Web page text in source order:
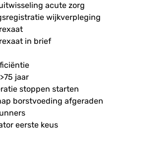
acute zorg
wijkverpleging
in brief
jaar
stoppen starten
borstvoeding afgeraden
eerste keus